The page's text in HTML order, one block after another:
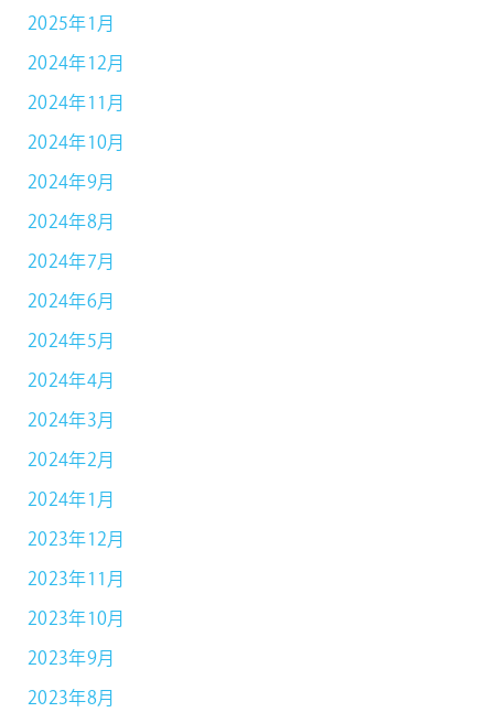
2025年1月
2024年12月
2024年11月
2024年10月
2024年9月
2024年8月
2024年7月
2024年6月
2024年5月
2024年4月
2024年3月
2024年2月
2024年1月
2023年12月
2023年11月
2023年10月
2023年9月
2023年8月